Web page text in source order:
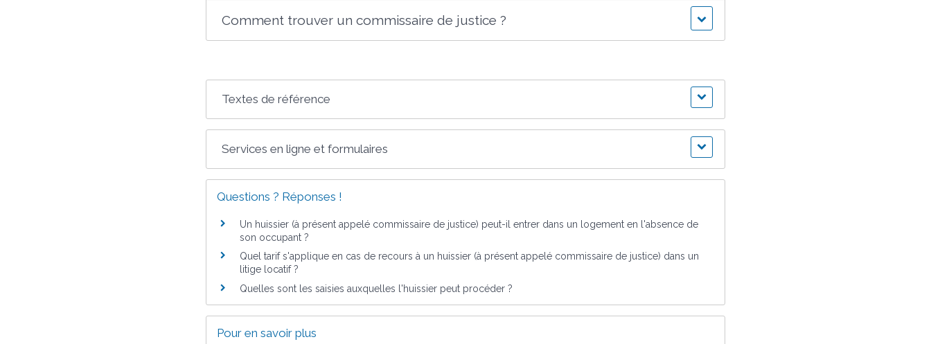
Comment trouver un commissaire de justice ?
Textes de référence
Services en ligne et formulaires
Questions ? Réponses !
Un huissier (à présent appelé commissaire de justice) peut-il entrer dans un logement en l'absence de
son occupant ?
Quel tarif s'applique en cas de recours à un huissier (à présent appelé commissaire de justice) dans un
litige locatif ?
Quelles sont les saisies auxquelles l'huissier peut procéder ?
Pour en savoir plus